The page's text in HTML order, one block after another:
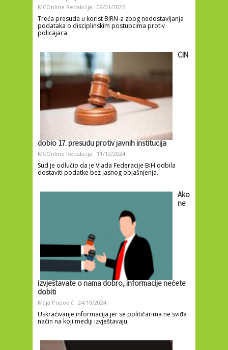
MCOnline Redakcija 09/01/2025
Treća presuda u korist BIRN-a zbog nedostavljanja
podataka o disciplinskim postupcima protiv
policajaca.
CIN
dobio 17. presudu protiv javnih institucija
MCOnline Redakcija 11/12/2024
Sud je odlučio da je Vlada Federacije BiH odbila
dostaviti podatke bez jasnog objašnjenja.
Ako
ne
izvještavate o nama dobro, informacije nećete
dobiti
Maja Popović 24/10/2024
Uskraćivanje informacija jer se političarima ne sviđa
način na koji mediji izvještavaju